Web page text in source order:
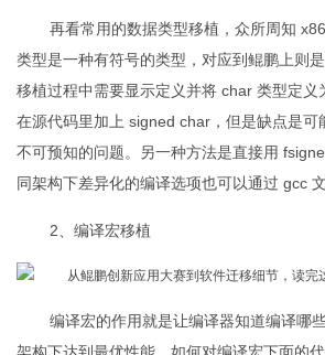
再看常用的数据类型移植，众所周知
类型是一种有符号的类型，对应到鲲鹏上则
移植过程中需要显示定义并将 char 类型定义
在源代码里加上 signed char，但是缺点是可
不可预知的问题。另一种方法是直接用
同架构下差异化的编译选项也可以通过 gcc
2、编译宏移植
编译宏的作用就是让编译器知道编译哪